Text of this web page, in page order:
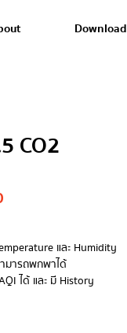
Download
CO2
และ Humidity
มารถพกพาได้
ได้ และ มี History